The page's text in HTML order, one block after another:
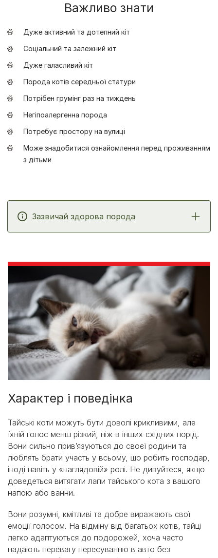
Важливо знати
Дуже активний та дотепний кіт
Соціальний та залежний кіт
Дуже галасливий кіт
Порода котів середньої статури
Потрібен грумінг раз на тиждень
Негіпоалергенна порода
Потребує простору на вулиці
Може знадобитися ознайомлення перед проживанням
з дітьми
Зазвичай здорова порода
Характер і поведінка
Тайські коти можуть бути доволі крикливими, але
їхній голос менш різкий, ніж в інших східних порід.
Вони сильно прив’язуються до своєї родини та
люблять брати участь у всьому, що робить господар,
іноді навіть у «наглядовій» ролі. Не дивуйтеся, якщо
доведеться витягати лапи тайського кота з вашого
напою або ванни.
Вони розумні, кмітливі та добре виражають свої
емоції голосом. На відміну від багатьох котів, тайці
легко адаптуються до подорожей, хоча часто
надають перевагу пересуванню в авто без